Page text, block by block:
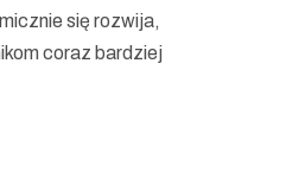
się rozwija,
coraz bardziej